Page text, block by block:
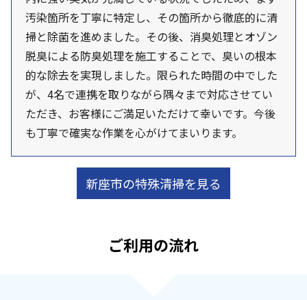
汚染箇所を丁寧に特定し、その箇所から徹底的に清
掃と除菌を進めました。その後、消臭処理とオゾン
脱臭による防臭処理を施工することで、臭いの根本
的な除去を実現しました。限られた時間の中でした
が、4名で連携を取りながら隅々まで対応させてい
ただき、お客様にご満足いただけて幸いです。今後
も丁寧で確実な作業を心がけてまいります。
新座市の特殊清掃を見る
ご利用の流れ